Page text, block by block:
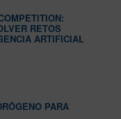
RETOS
ARTIFICIAL
PARA